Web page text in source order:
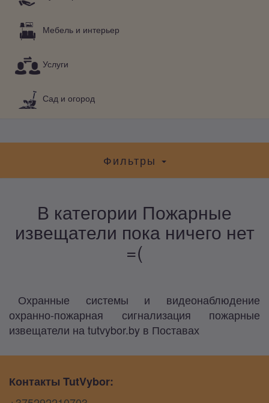
Мебель и интерьер
Услуги
Сад и огород
Фильтры
В категории Пожарные
извещатели пока ничего нет
=(
Охранные системы и видеонаблюдение
охранно-пожарная сигнализация пожарные
извещатели на tutvybor.by в Поставах
Контакты TutVybor: